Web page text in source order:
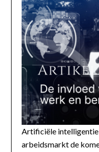
Artificiële intelligentie
arbeidsmarkt de